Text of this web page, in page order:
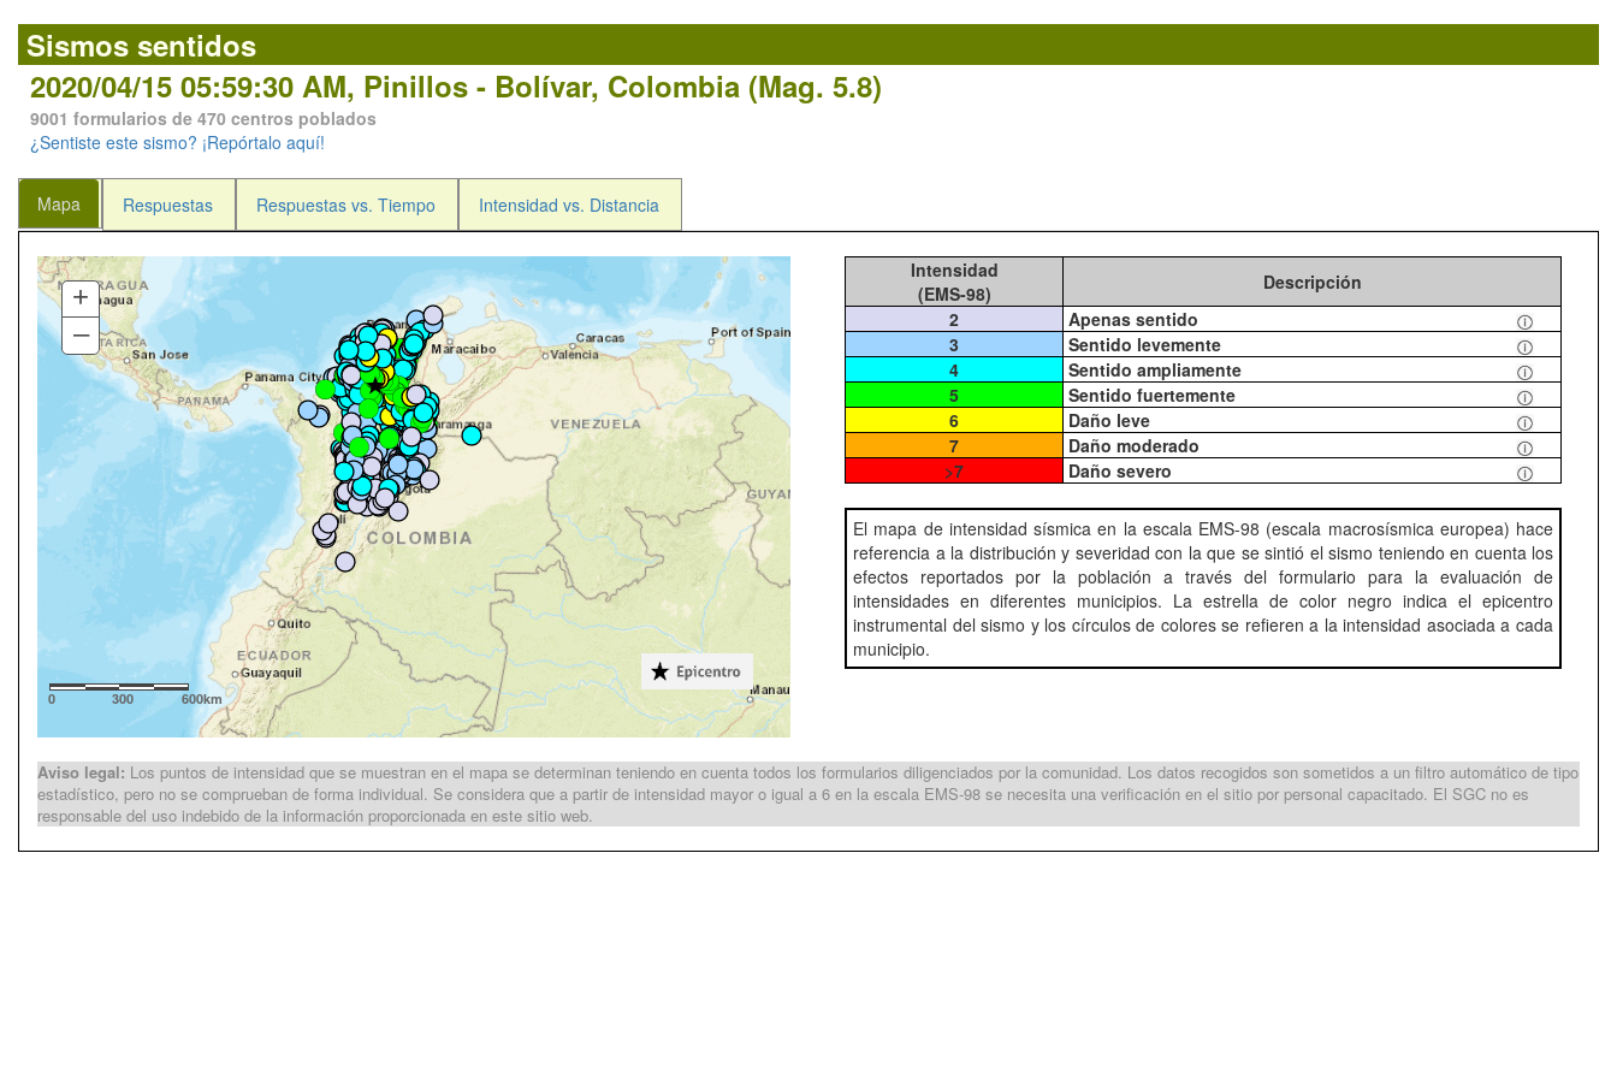
Sismos sentidos
2020/04/15 05:59:30 AM, Pinillos - Bolívar, Colombia (Mag. 5.8)
9001 formularios de 470 centros poblados
¿Sentiste este sismo? ¡Repórtalo aquí!
Mapa Respuestas Respuestas vs. Tiempo Intensidad vs. Distancia
+
–
0 300 600km
Intensidad
(EMS-98)
Descripción
2
Apenas sentido
3
Sentido levemente
4
Sentido ampliamente
5
Sentido fuertemente
6
Daño leve
7
Daño moderado
>7
Daño severo
El mapa de intensidad sísmica en la escala EMS-98 (escala macrosísmica europea) hace
referencia a la distribución y severidad con la que se sintió el sismo teniendo en cuenta los
efectos reportados por la población a través del formulario para la evaluación de
intensidades en diferentes municipios. La estrella de color negro indica el epicentro
instrumental del sismo y los círculos de colores se refieren a la intensidad asociada a cada
municipio.
Aviso legal: Los puntos de intensidad que se muestran en el mapa se determinan teniendo en cuenta todos los formularios diligenciados por la comunidad. Los datos recogidos son sometidos a un filtro automático de tipo
estadístico, pero no se comprueban de forma individual. Se considera que a partir de intensidad mayor o igual a 6 en la escala EMS-98 se necesita una verificación en el sitio por personal capacitado. El SGC no es
responsable del uso indebido de la información proporcionada en este sitio web.